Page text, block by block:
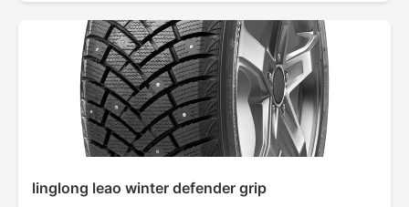
linglong leao winter defender grip